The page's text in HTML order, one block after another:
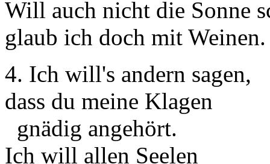
Will auch nicht die Sonne
glaub ich doch mit Weinen.
4. Ich will's andern sagen,
dass du meine Klagen
gnädig angehört.
Ich will allen Seelen